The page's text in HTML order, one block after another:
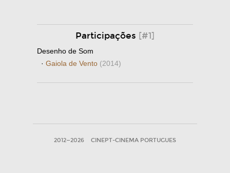
Participações [#1]
Desenho de Som
· Gaiola de Vento (2014)
2012—2026 CINEPT-CINEMA PORTUGUES